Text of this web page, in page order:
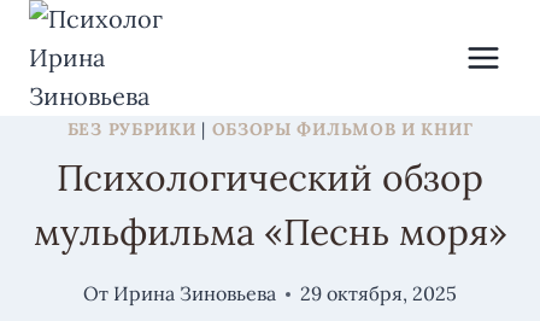
БЕЗ РУБРИКИ | ОБЗОРЫ ФИЛЬМОВ И КНИГ
Психологический обзор
мульфильма «Песнь моря»
От Ирина Зиновьева 29 октября, 2025